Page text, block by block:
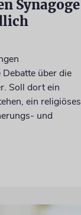
Synagoge
über die
Soll dort ein
ein religiöses
und